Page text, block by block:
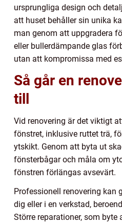
ursprungliga design och
att huset behåller sin unika
man genom att uppgradera
eller bullerdämpande glas
utan att kompromissa med
Så går en
till
Vid renovering är det viktigt
fönstret, inklusive ruttet trä,
ytskikt. Genom att byta ut
fönsterbågar och måla om
fönstren förlängas avsevärt.
Professionell renovering kan
dig eller i en verkstad,
Större reparationer, som